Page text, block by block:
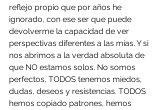
reflejo propio que por años he
ignorado, con ese ser que puede
devolverme la capacidad de ver
perspectivas diferentes a las mías. Y si
nos abrimos a la verdad absoluta de
que NO estamos solos. No somos
perfectos, TODOS tenemos miedos,
dudas, deseos y resistencias. TODOS
hemos copiado patrones, hemos